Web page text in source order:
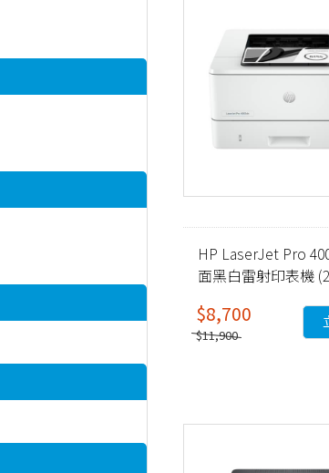
HP LaserJet Pro
面黑白雷射印表機
$8,700
$11,900